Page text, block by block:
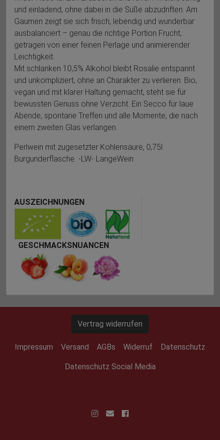
und einladend, ohne dabei in die Süße abzudriften. Am
Gaumen zeigt sie sich frisch, lebendig und wunderbar
ausbalanciert – genau die richtige Portion Frucht,
getragen von einer feinen Perlage und animierender
Leichtigkeit.
Mit schlanken 10,5% Alkohol bleibt Rosalie entspannt
und unkompliziert, ohne an Charakter zu verlieren. Bio,
vegan und mit klarer Haltung gemacht, steht sie für
bewussten Genuss ohne Verzicht. Ein Secco für laue
Abende, spontane Treffen und alle Momente, die nach
einem zweiten Glas verlangen.
Perlwein mit zugesetzter Kohlensäure, 0,75l
Burgunderflasche -LW- LangeWein
AUSZEICHNUNGEN
GESCHMACKSNUANCEN
Vertrag widerrufen
Impressum Versand AGBs Widerruf Datenschutz
Datenschutz Social Media